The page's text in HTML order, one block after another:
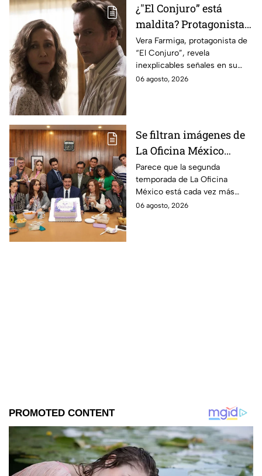
¿"El Conjuro” está
maldita? Protagonista
revela INQUIETANTES
señales en su cuerpo
durante la grabación de
la película
Vera Farmiga, protagonista de
“El Conjuro”, revela
inexplicables señales en su
cuerpo durante el rodaje de la
06 agosto, 2026
Se filtran imágenes de
La Oficina México
temporada 2 y un
detalle desata teorías
entre los fans
Parece que la segunda
temporada de La Oficina
México está cada vez más
cerca, pues el elenco ya se
06 agosto, 2026